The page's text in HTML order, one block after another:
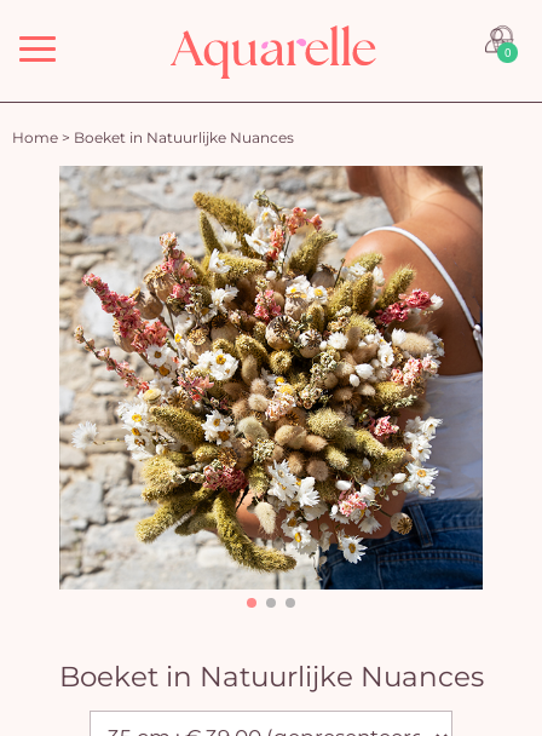
Menu 0
Home > Boeket in Natuurlijke Nuances
Boeket in Natuurlijke Nuances